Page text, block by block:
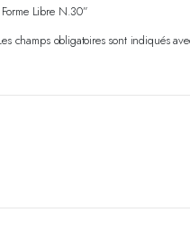
Libre N.30”
champs obligatoires sont indiqués